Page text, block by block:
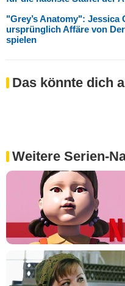
"Grey’s Anatomy":
ursprünglich Affäre von
spielen
Das könnte dich
Weitere Serien-